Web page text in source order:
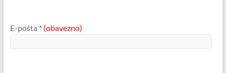
E-pošta * (obavezno)